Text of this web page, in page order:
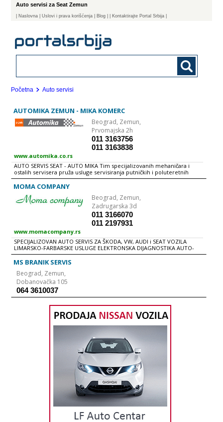
Auto servisi za Seat Zemun
Naslovna | Uslovi i prava korišćenja Blog | Kontaktirajte Portal Srbija |
Početna Auto servisi
AUTOMIKA ZEMUN - MIKA KOMERC
Beograd, Zemun,
Prvomajska 2h
011 3163756
011 3163838
www.automika.co.rs
AUTO SERVIS SEAT - AUTO MIKA Tim specijalizovanih mehaničara i
ostalih servisera pruža usluge servisiranja putničkih i poluteretnih
SEAT vozila u naša dva servisna centra. U okviru auto servisa za SEAT
vozila možete obaviti automehaničarske i autoelektričarske usluge uz
MOMA COMPANY
Beograd, Zemun,
Zadrugarska 3d
011 3166070
011 2197931
www.momacompany.rs
SPECIJALIZOVAN AUTO SERVIS ZA ŠKODA, VW, AUDI i SEAT VOZILA
LIMARSKO-FARBARSKE USLUGE ELEKTRONSKA DIJAGNOSTIKA AUTO-
MEHANIKA SERVIS AUTO KLIMA UGRADNjA PLINSKIH UREĐAJA
UGRADNjA XENON SIJALICA i LED POZICIJA OSIGURANjE i REGISTRACIJA
kompletnu uslugu održavanja vozila iz programa "Škoda" kao i za
vozila iz VolksWagen grupe. Više od dve decenije uspešnog poslovanja
najbolji su pokazatelj kvaliteta usluga koje pružamo.
MS BRANIK SERVIS
Beograd, Zemun,
Dobanovačka 105
064 3610037